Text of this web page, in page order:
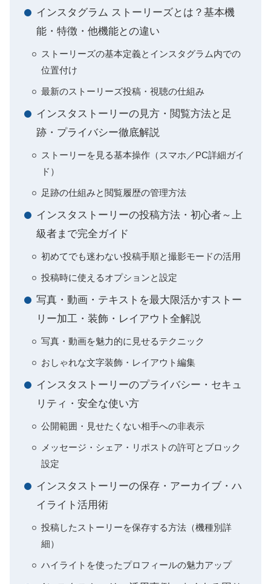
インスタグラム ストーリーズとは？基本機
能・特徴・他機能との違い
ストーリーズの基本定義とインスタグラム内での
位置付け
最新のストーリーズ投稿・視聴の仕組み
インスタストーリーの見方・閲覧方法と足
跡・プライバシー徹底解説
ストーリーを見る基本操作（スマホ／PC詳細ガイ
ド）
足跡の仕組みと閲覧履歴の管理方法
インスタストーリーの投稿方法・初心者～上
級者まで完全ガイド
初めてでも迷わない投稿手順と撮影モードの活用
投稿時に使えるオプションと設定
写真・動画・テキストを最大限活かすストー
リー加工・装飾・レイアウト全解説
写真・動画を魅力的に見せるテクニック
おしゃれな文字装飾・レイアウト編集
インスタストーリーのプライバシー・セキュ
リティ・安全な使い方
公開範囲・見せたくない相手への非表示
メッセージ・シェア・リポストの許可とブロック
設定
インスタストーリーの保存・アーカイブ・ハ
イライト活用術
投稿したストーリーを保存する方法（機種別詳
細）
ハイライトを使ったプロフィールの魅力アップ